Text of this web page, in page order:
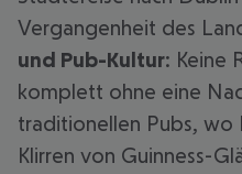
Vergangenheit des
und Pub-Kultur: Keine
komplett ohne eine
traditionellen Pubs, wo
Klirren von Guinness-